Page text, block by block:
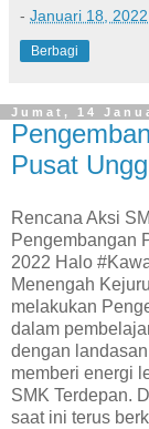
- Januari 18, 2022
Berbagi
Jumat, 14
Pusat
Rencana Aksi
Pengembangan
2022 Halo
Menengah
melakukan
dalam
dengan
memberi energi
SMK Terdepan.
saat ini terus